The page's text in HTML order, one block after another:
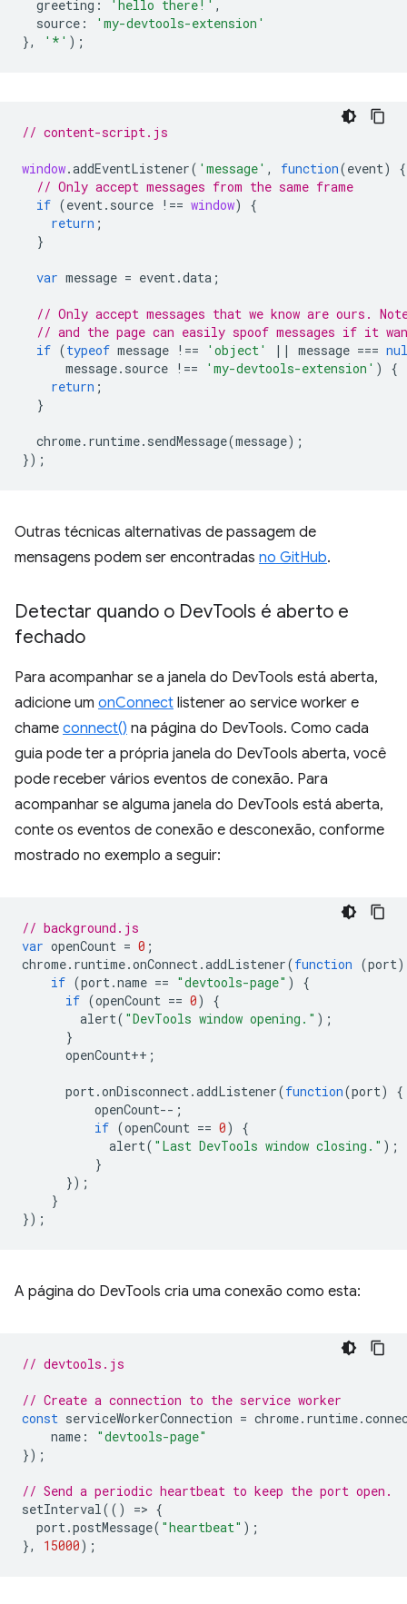
greeting : 'hello there!' ,
source :
'my-devtools-extension'
},
'*' );
// content-script.js
window.addEventListener( 'message' , function(event)
{
// Only accept messages from the same frame
if (event. source !== window)
{
return ;
}
var message = event.data ;
// Only accept messages that we know are ours.
// and the page can easily spoof messages if it
if (typeof message !== 'object' || message ===
message. source !== 'my-devtools-extension' )
{
return ;
}
chrome. runtime. sendMessage(message);
});
Outras técnicas alternativas de passagem de
mensagens podem ser encontradas no GitHub.
Detectar quando o DevTools é aberto e
fechado
Para acompanhar se a janela do DevTools está aberta,
adicione um onConnect listener ao service worker e
chame connect() na página do DevTools. Como cada
guia pode ter a própria janela do DevTools aberta, você
pode receber vários eventos de conexão. Para
acompanhar se alguma janela do DevTools está aberta,
conte os eventos de conexão e desconexão, conforme
mostrado no exemplo a seguir:
// background.js
var openCount = 0 ;
chrome. runtime.onConnect.addListener(function (port)
if (port.name == "devtools-page" )
{
if (openCount == 0)
{
alert( "DevTools window opening." );
}
openCount++ ;
port.onDisconnect.addListener(function(port)
{
openCount-- ;
if (openCount == 0)
{
alert( "Last DevTools window closing." );
}
});
}
});
A página do DevTools cria uma conexão como esta:
// devtools.js
// Create a connection to the service worker
const serviceWorkerConnection = chrome. runtime.
name :
"devtools-page"
});
// Send a periodic heartbeat to keep the port open.
setInterval(() => {
port.postMessage( "heartbeat" );
},
15000);